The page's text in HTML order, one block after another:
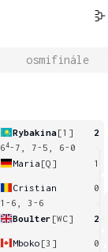
osmifinále
Rybakina[1]
2
64-7, 7-5, 6-0
Maria [Q] 1
Cristian
0
1-6, 3-6
Boulter [WC] 2
Mboko [3]
0